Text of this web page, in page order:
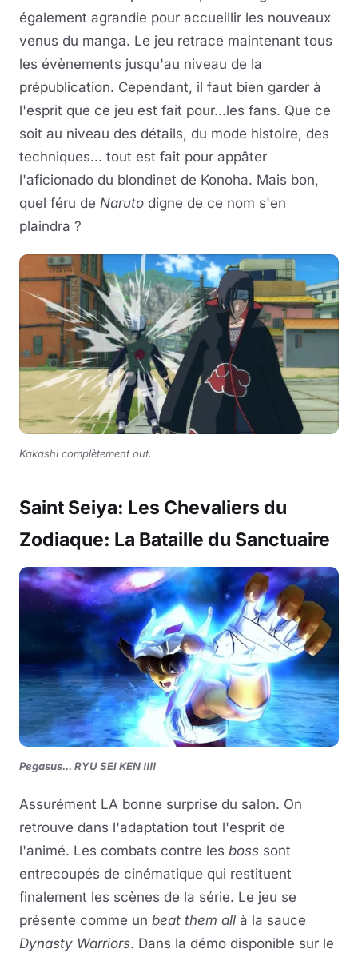
également agrandie pour accueillir les nouveaux
venus du manga. Le jeu retrace maintenant tous
les évènements jusqu'au niveau de la
prépublication. Cependant, il faut bien garder à
l'esprit que ce jeu est fait pour...les fans. Que ce
soit au niveau des détails, du mode histoire, des
techniques... tout est fait pour appâter
l'aficionado du blondinet de Konoha. Mais bon,
quel féru de Naruto digne de ce nom s'en
plaindra ?
Kakashi complètement out.
Saint Seiya: Les Chevaliers du
Zodiaque: La Bataille du Sanctuaire
Pegasus... RYU SEI KEN !!!!
Assurément LA bonne surprise du salon. On
retrouve dans l'adaptation tout l'esprit de
l'animé. Les combats contre les boss sont
entrecoupés de cinématique qui restituent
finalement les scènes de la série. Le jeu se
présente comme un beat them all à la sauce
Dynasty Warriors. Dans la démo disponible sur le